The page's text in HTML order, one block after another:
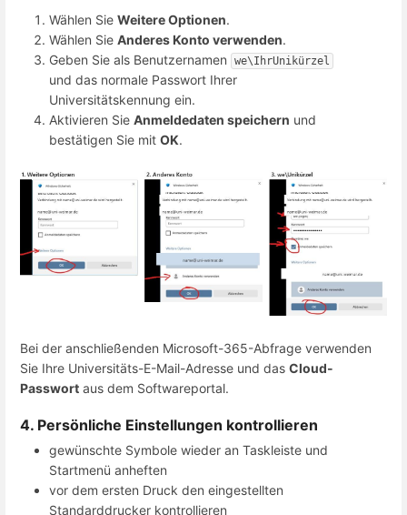
Wählen Sie Weitere Optionen.
Wählen Sie Anderes Konto verwenden.
Geben Sie als Benutzernamen
we\IhrUnikürzel
und das normale Passwort Ihrer
Universitätskennung ein.
Aktivieren Sie Anmeldedaten speichern und
bestätigen Sie mit OK.
Bei der anschließenden Microsoft-365-Abfrage verwenden
Sie Ihre Universitäts-E-Mail-Adresse und das Cloud-
Passwort aus dem Softwareportal.
4. Persönliche Einstellungen kontrollieren
gewünschte Symbole wieder an Taskleiste und
Startmenü anheften
vor dem ersten Druck den eingestellten
Standarddrucker kontrollieren